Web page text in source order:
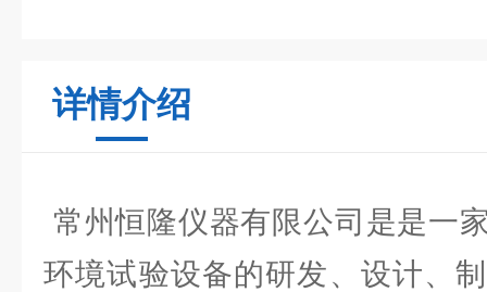
详情介绍
常州恒隆仪器有限公司是是一
环境试验设备的研发、设计、